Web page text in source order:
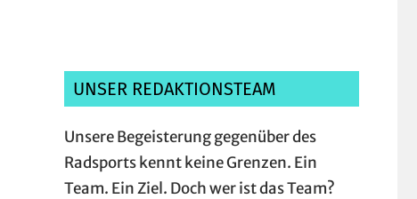
UNSER REDAKTIONSTEAM
Unsere Begeisterung gegenüber des
Radsports kennt keine Grenzen. Ein
Team. Ein Ziel. Doch wer ist das Team?